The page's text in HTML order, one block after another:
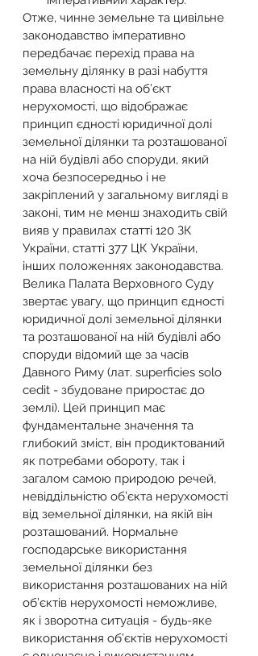
Отже, чинне земельне та цивільне
законодавство імперативно
передбачає перехід права на
земельну ділянку в разі набуття
права власності на об’єкт
нерухомості, що відображає
принцип єдності юридичної долі
земельної ділянки та розташованої
на ній будівлі або споруди, який
хоча безпосередньо і не
закріплений у загальному вигляді в
законі, тим не менш знаходить свій
вияв у правилах статті 120 ЗК
України, статті 377 ЦК України,
інших положеннях законодавства.
Велика Палата Верховного Суду
звертає увагу, що принцип єдності
юридичної долі земельної ділянки
та розташованої на ній будівлі або
споруди відомий ще за часів
Давного Риму (лат. superficies solo
cedit - збудоване приростає до
землі). Цей принцип має
фундаментальне значення та
глибокий зміст, він продиктований
як потребами обороту, так і
загалом самою природою речей,
невіддільністю об’єкта нерухомості
від земельної ділянки, на якій він
розташований. Нормальне
господарське використання
земельної ділянки без
використання розташованих на ній
об’єктів нерухомості неможливе,
як і зворотна ситуація - будь-яке
використання об’єктів нерухомості